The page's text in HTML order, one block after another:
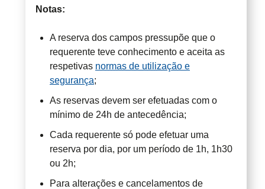
Notas:
A reserva dos campos pressupõe que o
requerente teve conhecimento e aceita as
respetivas normas de utilização e
segurança;
As reservas devem ser efetuadas com o
mínimo de 24h de antecedência;
Cada requerente só pode efetuar uma
reserva por dia, por um período de 1h, 1h30
ou 2h;
Para alterações e cancelamentos de